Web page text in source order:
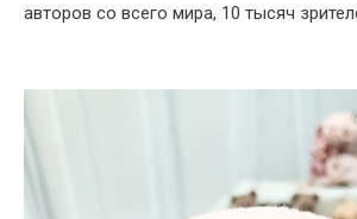
авторов со всего мира, 10 тысяч